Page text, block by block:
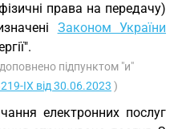
права на передачу)
Законом України
підпунктом "и"
IX від 30.06.2023 )
електронних послуг